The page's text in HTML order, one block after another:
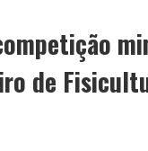
de